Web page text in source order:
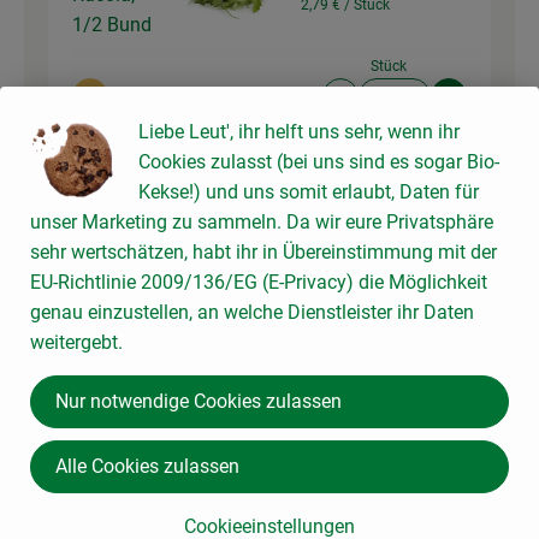
1/2 Bund
2,79 € / Stück
Stück
Gesamtpreis: 2,79 €
125 g
Ziegenrolle
Ziegen Frischkäserolle
Natur
31,12 € /
Artikelanzahl
Gesamtpreis:3,89 €
Kalamata-Oliven in Lake,
Liebe Leut', ihr helft uns sehr, wenn ihr
Cookies zulasst (bei uns sind es sogar Bio-
Kekse!) und uns somit erlaubt, Daten für
unser Marketing zu sammeln. Da wir eure Privatsphäre
sehr wertschätzen, habt ihr in Übereinstimmung mit der
EU-Richtlinie 2009/136/EG (E-Privacy) die Möglichkeit
genau einzustellen, an welche Dienstleister ihr Daten
weitergebt.
Cookieeinstellungen
Nur notwendige Cookies zulassen
Alle Cookies zulassen